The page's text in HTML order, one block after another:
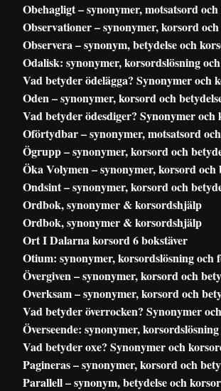
Obehagligt – synonymer, motsatsord
Observationer – synonymer, korsord och
Observera – synonym, betydelse och
Odalisk: synonymer, korsordslösning
Vad betyder ödelägga? Synonymer och
Oden – synonymer, korsord och
Vad betyder ödesdiger? Synonymer och
Oförtydbar – synonymer, motsatsord
Ögrupp – synonymer, korsord och
Öka Volymen – synonymer, korsord och
Ondsint – synonymer, korsord och
Ordbok, synonymer & korsordshjälp
Ordbok, synonymer & korsordshjälp
Ort I Dalarna korsord 6 bokstäver
Otium: synonymer, korsordslösning och
Övergiven – synonymer, korsord och
Overksam – synonymer, korsord och
Vad betyder överrocken? Synonymer
Överseende: synonymer,
Vad betyder oxe? Synonymer och
Pagineras – synonymer, korsord och
Parallell – synonym, betydelse och